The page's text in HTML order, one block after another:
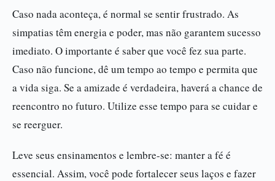
Caso nada aconteça, é normal se sentir frustrado. As
simpatias têm energia e poder, mas não garantem sucesso
imediato. O importante é saber que você fez sua parte.
Caso não funcione, dê um tempo ao tempo e permita que
a vida siga. Se a amizade é verdadeira, haverá a chance de
reencontro no futuro. Utilize esse tempo para se cuidar e
se reerguer.
Leve seus ensinamentos e lembre-se: manter a fé é
essencial. Assim, você pode fortalecer seus laços e fazer